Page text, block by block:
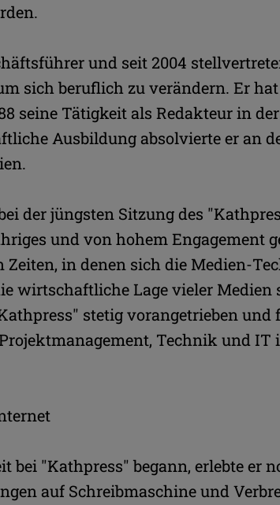
und seit 2004
sich beruflich zu verändern. Er
seine Tätigkeit als Redakteur in
Ausbildung absolvierte er an
der jüngsten Sitzung des
und von hohem Engagement
Zeiten, in denen sich die Medien-
wirtschaftliche Lage vieler Medien
stetig vorangetrieben und
Technik und
bei "Kathpress" begann, erlebte er
auf Schreibmaschine und